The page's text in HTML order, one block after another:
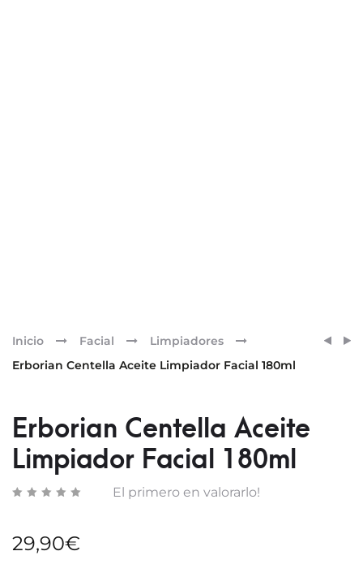
Inicio Facial
Limpiadores
Erborian Centella Aceite Limpiador Facial 180ml
Erborian Centella Aceite
Limpiador Facial 180ml
El primero en valorarlo!
29,90€